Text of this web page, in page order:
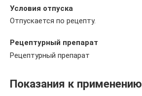
Условия отпуска
Отпускается по рецепту.
Рецептурный препарат
Рецептурный препарат
Показания к применению